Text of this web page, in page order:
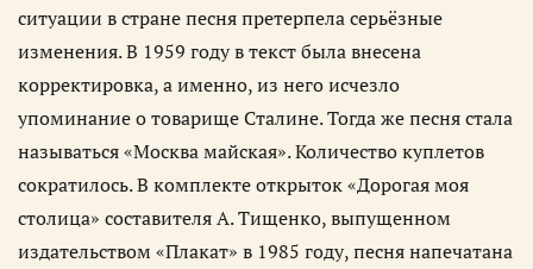
ситуации в стране песня претерпела серьёзные
изменения. В 1959 году в текст была внесена
корректировка, а именно, из него исчезло
упоминание о товарище Сталине. Тогда же песня стала
называться «Москва майская». Количество куплетов
сократилось. В комплекте открыток «Дорогая моя
столица» составителя А. Тищенко, выпущенном
издательством «Плакат» в 1985 году, песня напечатана